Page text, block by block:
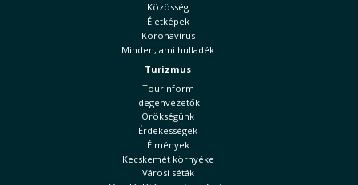
Közösség
Életképek
Koronavírus
Minden, ami hulladék
Turizmus
Tourinform
Idegenvezetők
Örökségünk
Érdekességek
Élmények
Kecskemét környéke
Városi séták